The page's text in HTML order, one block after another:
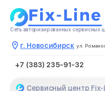
Сеть авторизированных сервисных
г. Новосибирск ул.
+7 (383) 235-91-32
Сервисный центр Fix-